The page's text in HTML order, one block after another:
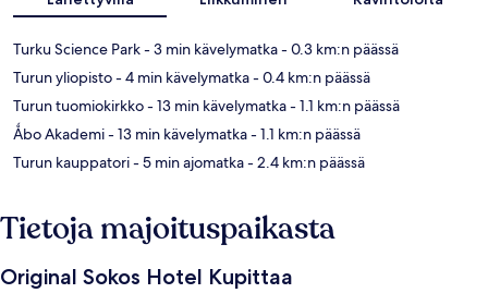
Turku Science Park- 3 min kävelymatka- 0.3 km:n päässä
Turun yliopisto- 4 min kävelymatka- 0.4 km:n päässä
Turun tuomiokirkko- 13 min kävelymatka- 1.1 km:n päässä
Ǻbo Akademi- 13 min kävelymatka- 1.1 km:n päässä
Turun kauppatori- 5 min ajomatka- 2.4 km:n päässä
Tietoja majoituspaikasta
Original Sokos Hotel Kupittaa